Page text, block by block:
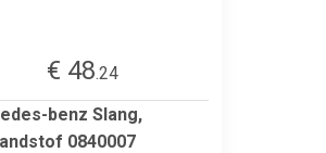
€ 48.24
benz Slang,
0840007